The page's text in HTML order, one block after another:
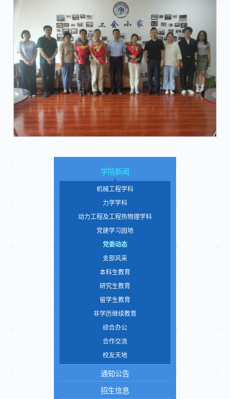
学院新闻
机械工程学科
力学学科
动力工程及工程热物理学科
党建学习园地
党委动态
支部风采
本科生教育
研究生教育
留学生教育
非学历继续教育
综合办公
合作交流
校友天地
通知公告
招生信息